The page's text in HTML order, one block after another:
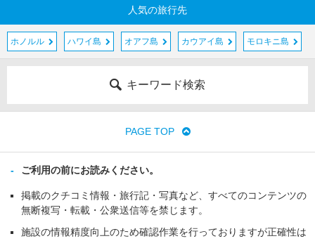
人気の旅行先
ホノルル ハワイ島 オアフ島 カウアイ島 モロキニ島
キーワード検索
PAGE TOP
ご利用の前にお読みください。
掲載のクチコミ情報・旅行記・写真など、すべてのコンテンツの
無断複写・転載・公衆送信等を禁じます。
施設の情報精度向上のため確認作業を行っておりますが正確性は